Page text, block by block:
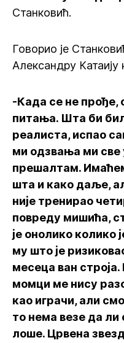
Станковић.
Говорио је
Александру Катаију
-Када се не прође,
питања. Шта би
реалиста, испао
ми одзвања ми све
прешалтам.
шта и како даље,
није тренирао
повреду мишића,
је онолико колико
му што је
месеца ван
момци ме нису
као играчи, али
то нема везе да
лоше. Црвена